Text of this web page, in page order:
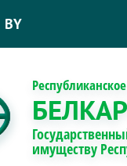
BY
имуществу